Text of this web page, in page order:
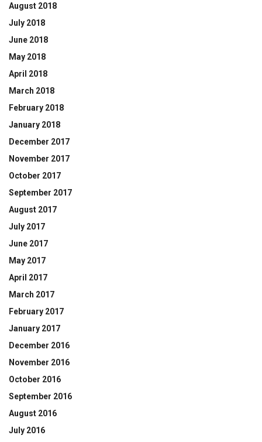
August 2018
July 2018
June 2018
May 2018
April 2018
March 2018
February 2018
January 2018
December 2017
November 2017
October 2017
September 2017
August 2017
July 2017
June 2017
May 2017
April 2017
March 2017
February 2017
January 2017
December 2016
November 2016
October 2016
September 2016
August 2016
July 2016